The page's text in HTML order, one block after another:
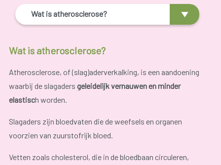
Wat is atherosclerose?
Wat is atherosclerose?
Atherosclerose, of (slag)aderverkalking, is een aandoening
waarbij de slagaders geleidelijk vernauwen en minder
elastisch worden.
Slagaders zijn bloedvaten die de weefsels en organen
voorzien van zuurstofrijk bloed.
Vetten zoals cholesterol, die in de bloedbaan circuleren,